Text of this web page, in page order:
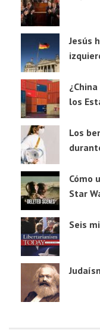
Jesús
los
Los
Cómo
Star
Seis